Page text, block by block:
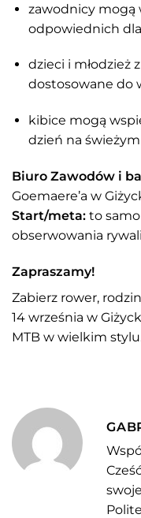
zawodnicy mogą
odpowiednich
dzieci i młodzież
dostosowane do
kibice mogą
dzień na
Biuro Zawodów i
Goemaere’a w
Start/meta: to
obserwowania
Zapraszamy!
Zabierz rower,
14 września w
MTB w wielkim